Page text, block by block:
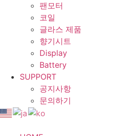
팬모터
코일
글라스 제품
향기시트
Display
Battery
SUPPORT
공지사항
문의하기